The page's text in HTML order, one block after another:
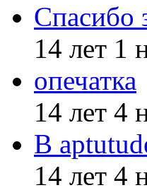
Спасибо
14 лет 1
опечатка
14 лет 4
В
14 лет 4